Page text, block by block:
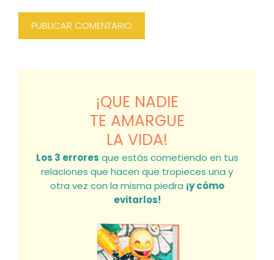
¡QUE NADIE
TE AMARGUE
LA VIDA!
Los 3 errores que estás cometiendo en tus
relaciones que hacen que tropieces una y
otra vez con la misma piedra ¡y cómo
evitarlos!